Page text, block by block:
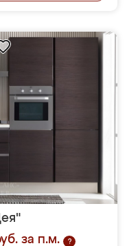
за п.м.
?